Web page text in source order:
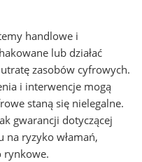
handlowe i
lub działać
zasobów cyfrowych.
i interwencje mogą
staną się nielegalne.
gwarancji dotyczącej
na ryzyko włamań,
rynkowe.